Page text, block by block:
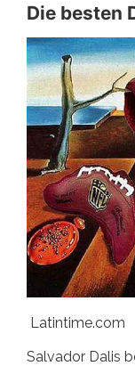
Die besten
Latintime.com
Salvador Dalis